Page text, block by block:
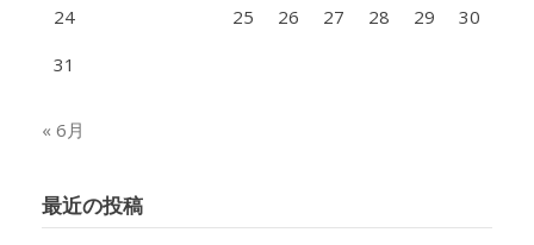
24
25 26 27 28 29
30
31
« 6月
最近の投稿